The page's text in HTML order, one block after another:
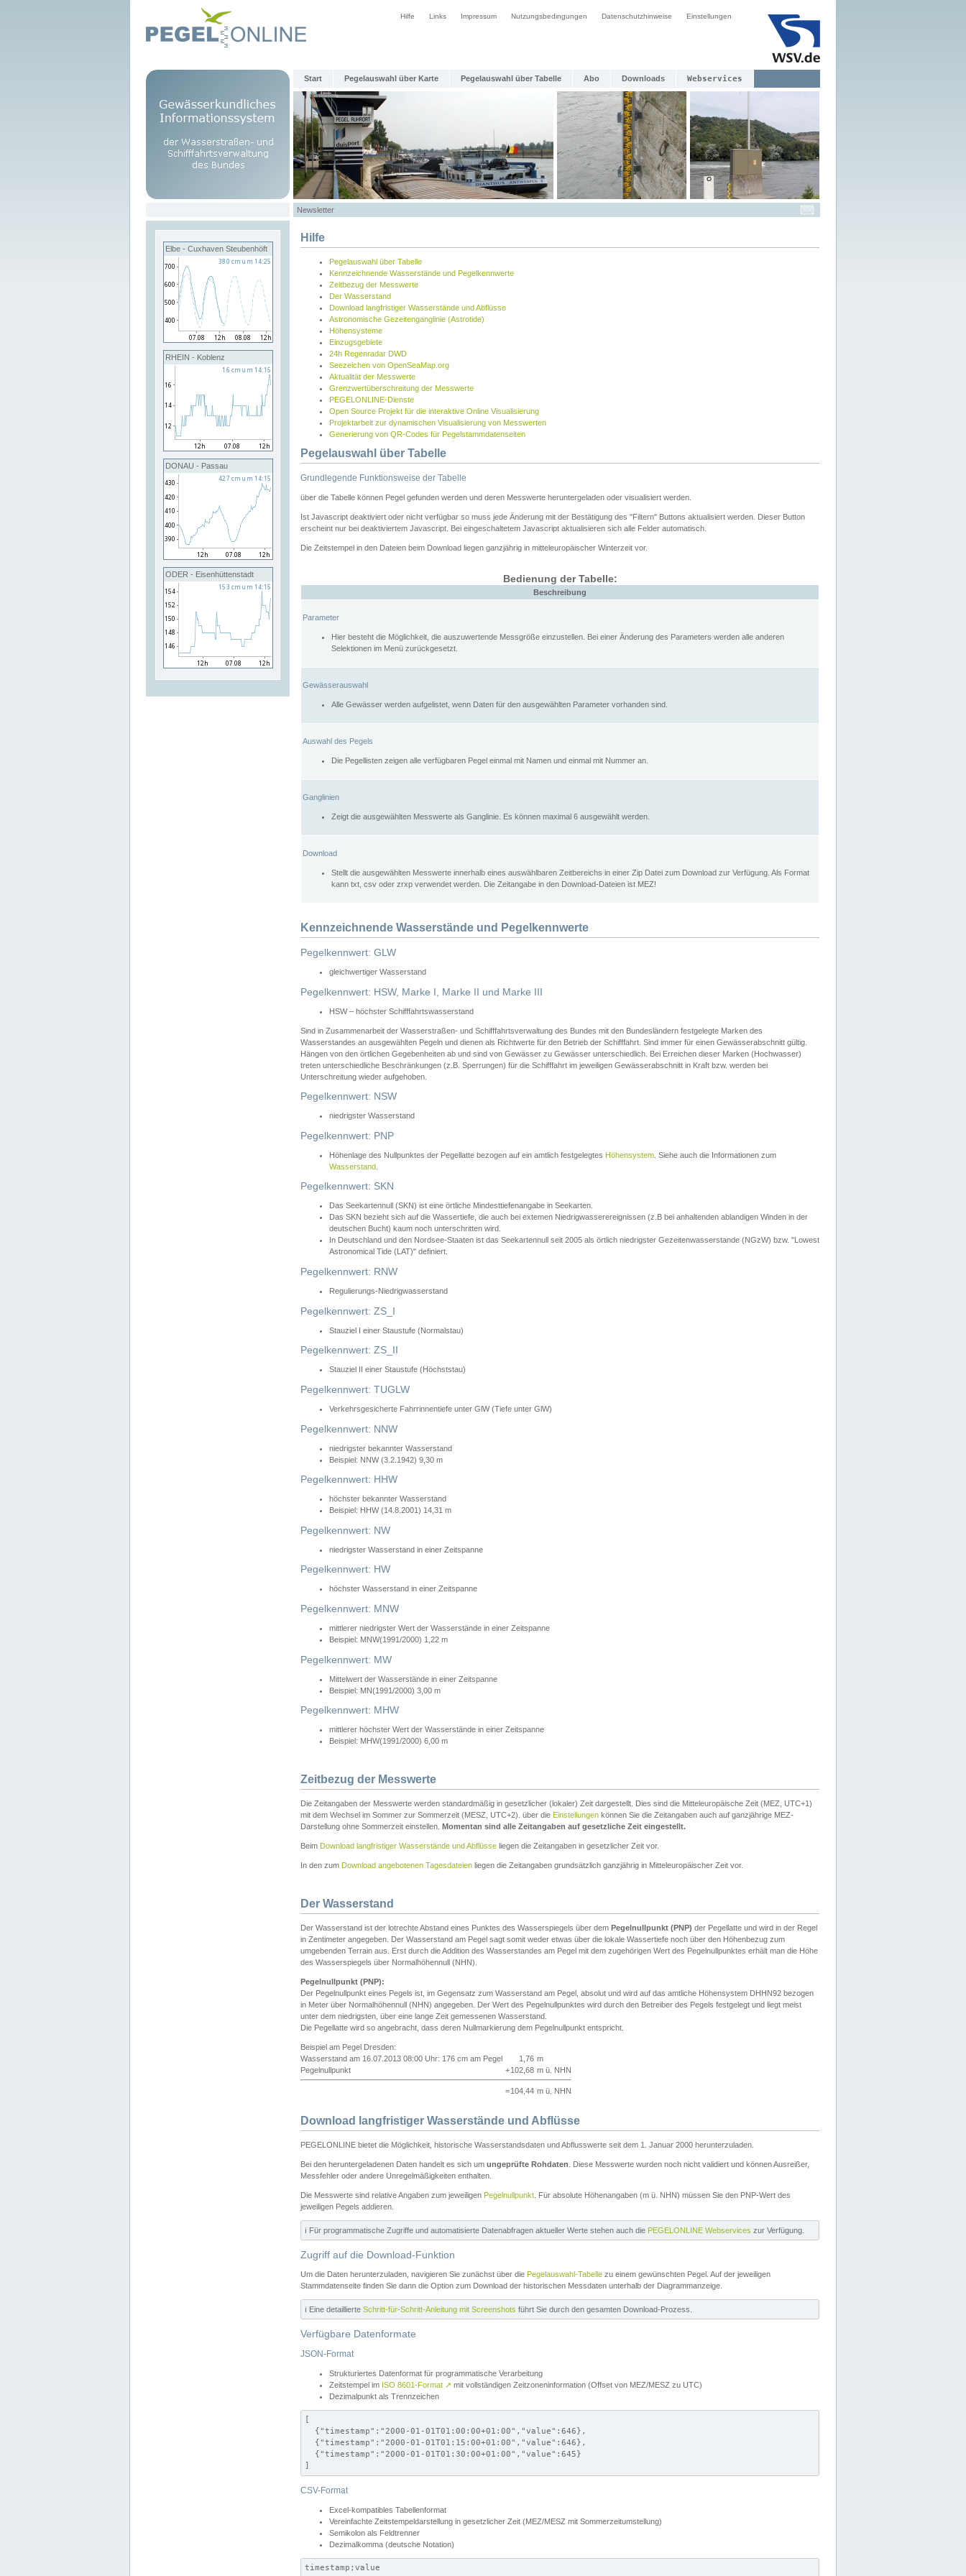
Hilfe Links Impressum Nutzungsbedingungen Datenschutzhinweise Einstellungen
Start Pegelauswahl über Karte Pegelauswahl über Tabelle Abo Downloads Webservices
Newsletter
Elbe - Cuxhaven Steubenhöft
RHEIN - Koblenz
DONAU - Passau
ODER - Eisenhüttenstadt
Hilfe
Pegelauswahl über Tabelle
Kennzeichnende Wasserstände und Pegelkennwerte
Zeitbezug der Messwerte
Der Wasserstand
Download langfristiger Wasserstände und Abflüsse
Astronomische Gezeitenganglinie (Astrotide)
Höhensysteme
Einzugsgebiete
24h Regenradar DWD
Seezeichen von OpenSeaMap.org
Aktualität der Messwerte
Grenzwertüberschreitung der Messwerte
PEGELONLINE-Dienste
Open Source Projekt für die interaktive Online Visualisierung
Projektarbeit zur dynamischen Visualisierung von Messwerten
Generierung von QR-Codes für Pegelstammdatenseiten
Pegelauswahl über Tabelle
Grundlegende Funktionsweise der Tabelle
über die Tabelle können Pegel gefunden werden und deren Messwerte heruntergeladen oder visualisiert werden.
Ist Javascript deaktiviert oder nicht verfügbar so muss jede Änderung mit der Bestätigung des "Filtern" Buttons aktualisiert werden. Dieser Button
erscheint nur bei deaktiviertem Javascript. Bei eingeschaltetem Javascript aktualisieren sich alle Felder automatisch.
Die Zeitstempel in den Dateien beim Download liegen ganzjährig in mitteleuropäischer Winterzeit vor.
Bedienung der Tabelle:
Beschreibung
Parameter
Hier besteht die Möglichkeit, die auszuwertende Messgröße einzustellen. Bei einer Änderung des Parameters werden alle anderen
Selektionen im Menü zurückgesetzt.
Gewässerauswahl
Alle Gewässer werden aufgelistet, wenn Daten für den ausgewählten Parameter vorhanden sind.
Auswahl des Pegels
Die Pegellisten zeigen alle verfügbaren Pegel einmal mit Namen und einmal mit Nummer an.
Ganglinien
Zeigt die ausgewählten Messwerte als Ganglinie. Es können maximal 6 ausgewählt werden.
Download
Stellt die ausgewählten Messwerte innerhalb eines auswählbaren Zeitbereichs in einer Zip Datei zum Download zur Verfügung. Als Format
kann txt, csv oder zrxp verwendet werden. Die Zeitangabe in den Download-Dateien ist MEZ!
Kennzeichnende Wasserstände und Pegelkennwerte
Pegelkennwert: GLW
gleichwertiger Wasserstand
Pegelkennwert: HSW, Marke I, Marke II und Marke III
HSW – höchster Schifffahrtswasserstand
Sind in Zusammenarbeit der Wasserstraßen- und Schifffahrtsverwaltung des Bundes mit den Bundesländern festgelegte Marken des
Wasserstandes an ausgewählten Pegeln und dienen als Richtwerte für den Betrieb der Schifffahrt. Sind immer für einen Gewässerabschnitt gültig.
Hängen von den örtlichen Gegebenheiten ab und sind von Gewässer zu Gewässer unterschiedlich. Bei Erreichen dieser Marken (Hochwasser)
treten unterschiedliche Beschränkungen (z.B. Sperrungen) für die Schifffahrt im jeweiligen Gewässerabschnitt in Kraft bzw. werden bei
Unterschreitung wieder aufgehoben.
Pegelkennwert: NSW
niedrigster Wasserstand
Pegelkennwert: PNP
Höhenlage des Nullpunktes der Pegellatte bezogen auf ein amtlich festgelegtes Höhensystem . Siehe auch die Informationen zum
Wasserstand
Pegelkennwert: SKN
Das Seekartennull (SKN) ist eine örtliche Mindesttiefenangabe in Seekarten.
Das SKN bezieht sich auf die Wassertiefe, die auch bei extemen Niedrigwasserereignissen (z.B bei anhaltenden ablandigen Winden in der
deutschen Bucht) kaum noch unterschritten wird.
In Deutschland und den Nordsee-Staaten ist das Seekartennull seit 2005 als örtlich niedrigster Gezeitenwasserstande (NGzW) bzw. "Lowest
Astronomical Tide (LAT)" definiert.
Pegelkennwert: RNW
Regulierungs-Niedrigwasserstand
Pegelkennwert: ZS_I
Stauziel I einer Staustufe (Normalstau)
Pegelkennwert: ZS_II
Stauziel II einer Staustufe (Höchststau)
Pegelkennwert: TUGLW
Verkehrsgesicherte Fahrrinnentiefe unter GlW (Tiefe unter GlW)
Pegelkennwert: NNW
niedrigster bekannter Wasserstand
Beispiel: NNW (3.2.1942) 9,30 m
Pegelkennwert: HHW
höchster bekannter Wasserstand
Beispiel: HHW (14.8.2001) 14,31 m
Pegelkennwert: NW
niedrigster Wasserstand in einer Zeitspanne
Pegelkennwert: HW
höchster Wasserstand in einer Zeitspanne
Pegelkennwert: MNW
mittlerer niedrigster Wert der Wasserstände in einer Zeitspanne
Beispiel: MNW(1991/2000) 1,22 m
Pegelkennwert: MW
Mittelwert der Wasserstände in einer Zeitspanne
Beispiel: MN(1991/2000) 3,00 m
Pegelkennwert: MHW
mittlerer höchster Wert der Wasserstände in einer Zeitspanne
Beispiel: MHW(1991/2000) 6,00 m
Zeitbezug der Messwerte
Die Zeitangaben der Messwerte werden standardmäßig in gesetzlicher (lokaler) Zeit dargestellt. Dies sind die Mitteleuropäische Zeit (MEZ, UTC+1)
mit dem Wechsel im Sommer zur Sommerzeit (MESZ, UTC+2). über die Einstellungen können Sie die Zeitangaben auch auf ganzjährige MEZ-
Darstellung ohne Sommerzeit einstellen. Momentan sind alle Zeitangaben auf gesetzliche Zeit eingestellt.
Beim Download langfristiger Wasserstände und Abflüsse liegen die Zeitangaben in gesetzlicher Zeit vor.
In den zum Download angebotenen Tagesdateien liegen die Zeitangaben grundsätzlich ganzjährig in Mitteleuropäischer Zeit vor.
Der Wasserstand
Der Wasserstand ist der lotrechte Abstand eines Punktes des Wasserspiegels über dem Pegelnullpunkt (PNP) der Pegellatte und wird in der Regel
in Zentimeter angegeben. Der Wasserstand am Pegel sagt somit weder etwas über die lokale Wassertiefe noch über den Höhenbezug zum
umgebenden Terrain aus. Erst durch die Addition des Wasserstandes am Pegel mit dem zugehörigen Wert des Pegelnullpunktes erhält man die Höhe
des Wasserspiegels über Normalhöhennull (NHN).
Pegelnullpunkt (PNP):
Der Pegelnullpunkt eines Pegels ist, im Gegensatz zum Wasserstand am Pegel, absolut und wird auf das amtliche Höhensystem DHHN92 bezogen
in Meter über Normalhöhennull (NHN) angegeben. Der Wert des Pegelnullpunktes wird durch den Betreiber des Pegels festgelegt und liegt meist
unter dem niedrigsten, über eine lange Zeit gemessenen Wasserstand.
Die Pegellatte wird so angebracht, dass deren Nullmarkierung dem Pegelnullpunkt entspricht.
Beispiel am Pegel Dresden:
Wasserstand am 16.07.2013 08:00 Uhr: 176 cm am Pegel
1,76 m
Pegelnullpunkt
+102,68 m ü. NHN
=104,44 m ü. NHN
Download langfristiger Wasserstände und Abflüsse
PEGELONLINE bietet die Möglichkeit, historische Wasserstandsdaten und Abflusswerte seit dem 1. Januar 2000 herunterzuladen.
Bei den heruntergeladenen Daten handelt es sich um ungeprüfte Rohdaten . Diese Messwerte wurden noch nicht validiert und können Ausreißer,
Messfehler oder andere Unregelmäßigkeiten enthalten.
Die Messwerte sind relative Angaben zum jeweiligen Pegelnullpunkt . Für absolute Höhenangaben (m ü. NHN) müssen Sie den PNP-Wert des
jeweiligen Pegels addieren.
ℹ️ Für programmatische Zugriffe und automatisierte Datenabfragen aktueller Werte stehen auch die PEGELONLINE Webservices zur Verfügung.
Zugriff auf die Download-Funktion
Um die Daten herunterzuladen, navigieren Sie zunächst über die Pegelauswahl-Tabelle zu einem gewünschten Pegel. Auf der jeweiligen
Stammdatenseite finden Sie dann die Option zum Download der historischen Messdaten unterhalb der Diagrammanzeige.
ℹ️ Eine detaillierte Schritt-für-Schritt-Anleitung mit Screenshots führt Sie durch den gesamten Download-Prozess.
Verfügbare Datenformate
JSON-Format
Strukturiertes Datenformat für programmatische Verarbeitung
Zeitstempel im ISO 8601-Format ↗ mit vollständigen Zeitzoneninformation (Offset von MEZ/MESZ zu UTC)
Dezimalpunkt als Trennzeichen
[
  {"timestamp":"2000-01-01T01:00:00+01:00","value":646},
  {"timestamp":"2000-01-01T01:15:00+01:00","value":646},
  {"timestamp":"2000-01-01T01:30:00+01:00","value":645}
]
CSV-Format
Excel-kompatibles Tabellenformat
Vereinfachte Zeitstempeldarstellung in gesetzlicher Zeit (MEZ/MESZ mit Sommerzeitumstellung)
Semikolon als Feldtrenner
Dezimalkomma (deutsche Notation)
timestamp;value